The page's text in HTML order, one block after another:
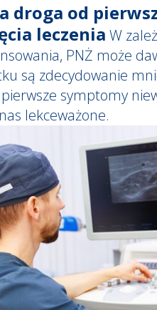
droga od
leczenia W
PNŻ może
są zdecydowanie
pierwsze symptomy
lekceważone.